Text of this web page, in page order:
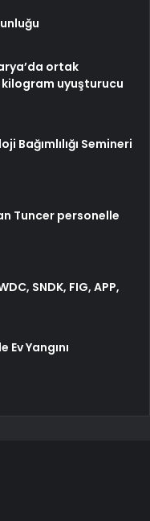
ortak
uyuşturucu
Bağımlılığı Semineri
Tuncer personelle
SNDK, FIG, APP,
Ev Yangını